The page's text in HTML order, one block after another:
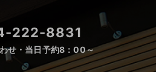
222-8831
せ・当日予約8：00～